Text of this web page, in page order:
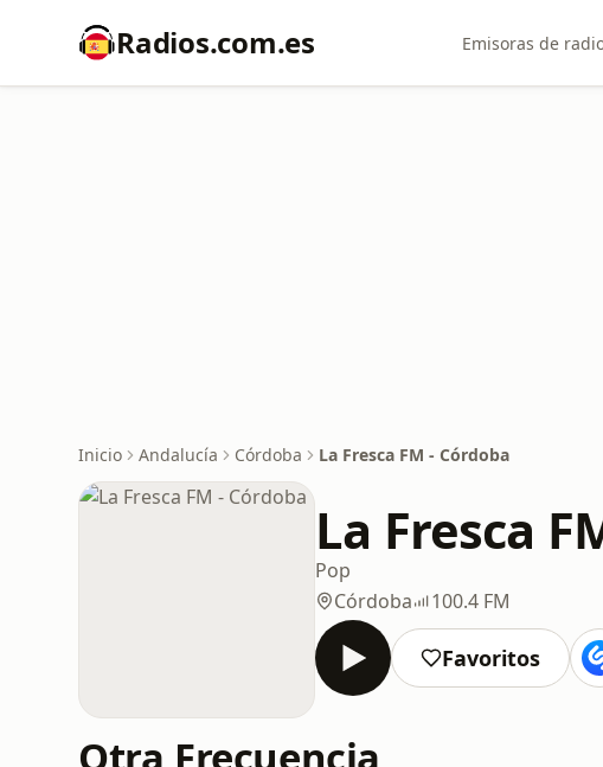
Radios.com.es Emisoras de
Inicio Andalucía Córdoba La Fresca FM - Córdoba
La Fresca
Pop
Córdoba
100.4 FM
Favoritos